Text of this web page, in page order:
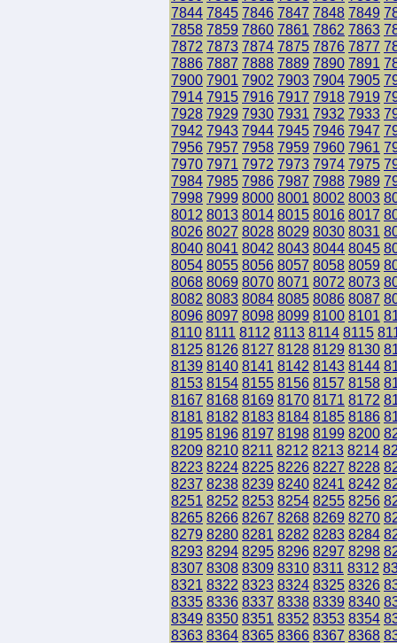
7844 7845 7846 7847 7848 7849
7858 7859 7860 7861 7862 7863
7872 7873 7874 7875 7876 7877
7886 7887 7888 7889 7890 7891
7900 7901 7902 7903 7904 7905
7914 7915 7916 7917 7918 7919
7928 7929 7930 7931 7932 7933
7942 7943 7944 7945 7946 7947
7956 7957 7958 7959 7960 7961
7970 7971 7972 7973 7974 7975
7984 7985 7986 7987 7988 7989
7998 7999 8000 8001 8002 8003
8012 8013 8014 8015 8016 8017
8026 8027 8028 8029 8030 8031
8040 8041 8042 8043 8044 8045
8054 8055 8056 8057 8058 8059
8068 8069 8070 8071 8072 8073
8082 8083 8084 8085 8086 8087
8096 8097 8098 8099 8100 8101
8110 8111 8112 8113 8114 8115
8125 8126 8127 8128 8129 8130
8139 8140 8141 8142 8143 8144
8153 8154 8155 8156 8157 8158
8167 8168 8169 8170 8171 8172
8181 8182 8183 8184 8185 8186
8195 8196 8197 8198 8199 8200
8209 8210 8211 8212 8213 8214
8223 8224 8225 8226 8227 8228
8237 8238 8239 8240 8241 8242
8251 8252 8253 8254 8255 8256
8265 8266 8267 8268 8269 8270
8279 8280 8281 8282 8283 8284
8293 8294 8295 8296 8297 8298
8307 8308 8309 8310 8311 8312
8321 8322 8323 8324 8325 8326
8335 8336 8337 8338 8339 8340
8349 8350 8351 8352 8353 8354
8363 8364 8365 8366 8367 8368